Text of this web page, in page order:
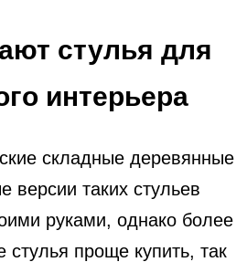
стулья для
интерьера
складные деревянные
версии таких стульев
руками, однако более
проще купить, так